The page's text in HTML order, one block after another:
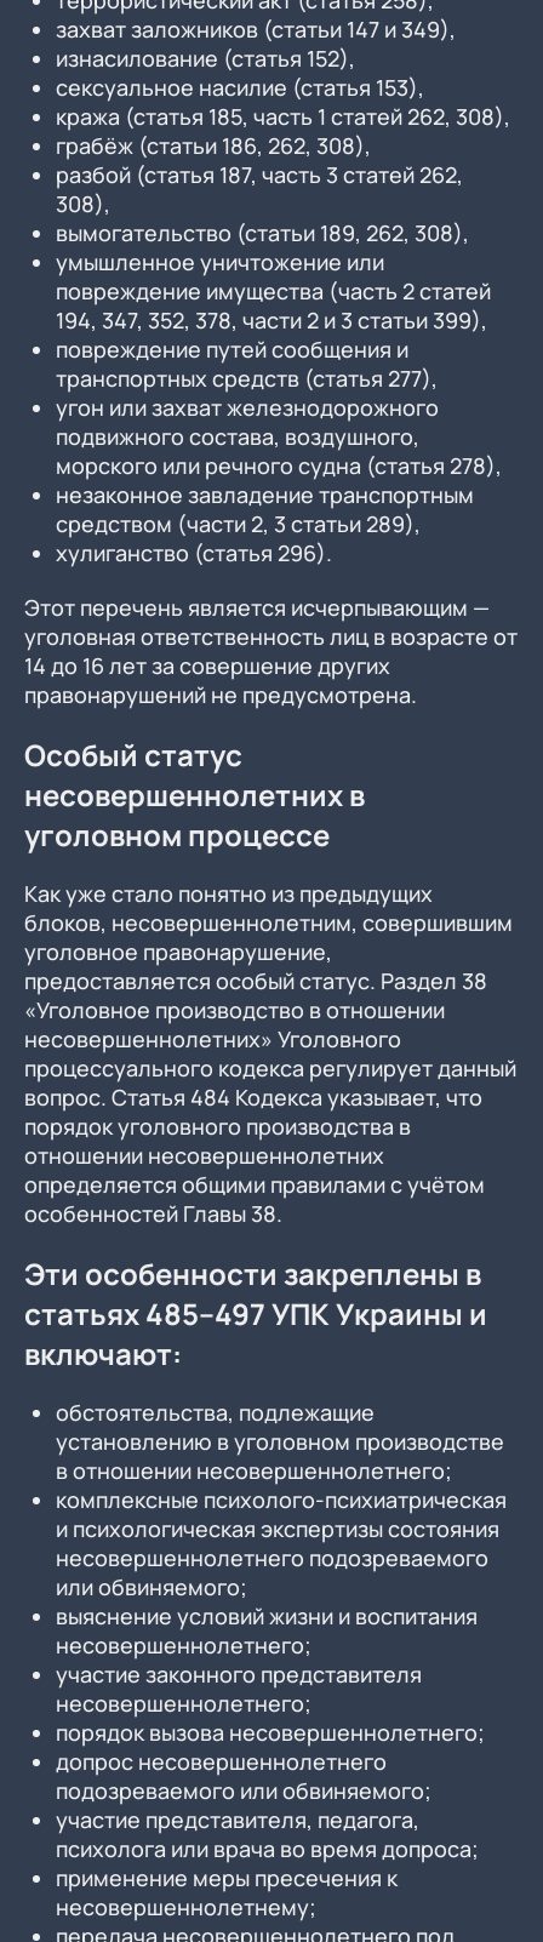
захват заложников (статьи 147 и 349),
изнасилование (статья 152),
сексуальное насилие (статья 153),
кража (статья 185, часть 1 статей 262, 308),
грабёж (статьи 186, 262, 308),
разбой (статья 187, часть 3 статей 262,
308),
вымогательство (статьи 189, 262, 308),
умышленное уничтожение или
повреждение имущества (часть 2 статей
194, 347, 352, 378, части 2 и 3 статьи 399),
повреждение путей сообщения и
транспортных средств (статья 277),
угон или захват железнодорожного
подвижного состава, воздушного,
морского или речного судна (статья 278),
незаконное завладение транспортным
средством (части 2, 3 статьи 289),
хулиганство (статья 296).
Этот перечень является исчерпывающим —
уголовная ответственность лиц в возрасте от
14 до 16 лет за совершение других
правонарушений не предусмотрена.
Особый статус
несовершеннолетних в
уголовном процессе
Как уже стало понятно из предыдущих
блоков, несовершеннолетним, совершившим
уголовное правонарушение,
предоставляется особый статус. Раздел 38
«Уголовное производство в отношении
несовершеннолетних» Уголовного
процессуального кодекса регулирует данный
вопрос. Статья 484 Кодекса указывает, что
порядок уголовного производства в
отношении несовершеннолетних
определяется общими правилами с учётом
особенностей Главы 38.
Эти особенности закреплены в
статьях 485–497 УПК Украины и
включают:
обстоятельства, подлежащие
установлению в уголовном производстве
в отношении несовершеннолетнего;
комплексные психолого-психиатрическая
и психологическая экспертизы состояния
несовершеннолетнего подозреваемого
или обвиняемого;
выяснение условий жизни и воспитания
несовершеннолетнего;
участие законного представителя
несовершеннолетнего;
порядок вызова несовершеннолетнего;
допрос несовершеннолетнего
подозреваемого или обвиняемого;
участие представителя, педагога,
психолога или врача во время допроса;
применение меры пресечения к
несовершеннолетнему;
передача несовершеннолетнего под